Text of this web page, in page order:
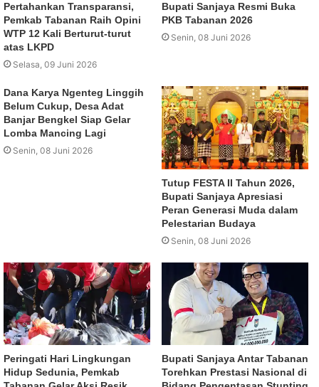
Pertahankan Transparansi,
Pemkab Tabanan Raih Opini
WTP 12 Kali Berturut-turut
atas LKPD
Selasa, 09 Juni 2026
Bupati Sanjaya Resmi Buka
PKB Tabanan 2026
Senin, 08 Juni 2026
Dana Karya Ngenteg Linggih
Belum Cukup, Desa Adat
Banjar Bengkel Siap Gelar
Lomba Mancing Lagi
Senin, 08 Juni 2026
Tutup FESTA II Tahun 2026,
Bupati Sanjaya Apresiasi
Peran Generasi Muda dalam
Pelestarian Budaya
Senin, 08 Juni 2026
Peringati Hari Lingkungan
Hidup Sedunia, Pemkab
Bupati Sanjaya Antar Tabanan
Torehkan Prestasi Nasional di